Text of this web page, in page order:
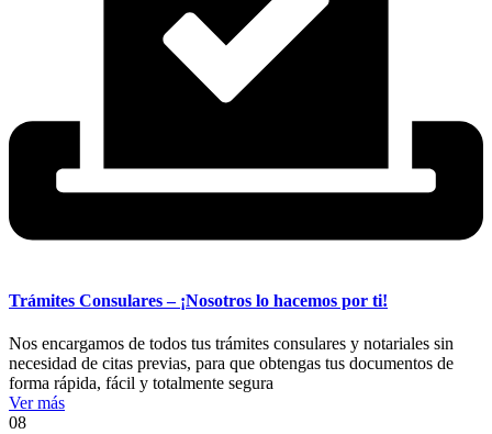
Trámites Consulares – ¡Nosotros lo hacemos por ti!
Nos encargamos de todos tus trámites consulares y notariales sin
necesidad de citas previas, para que obtengas tus documentos de
forma rápida, fácil y totalmente segura
Ver más
08